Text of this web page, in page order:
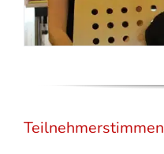
Teilnehmerstimmen